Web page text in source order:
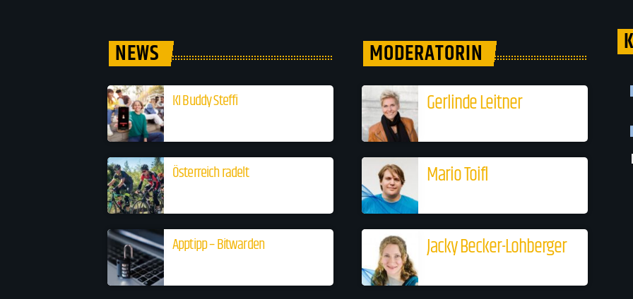
NEWS
KI Buddy Steffi
Österreich radelt
Apptipp – Bitwarden
MODERATORIN
Gerlinde Leitner
Mario Toifl
Jacky Becker-Lohberger